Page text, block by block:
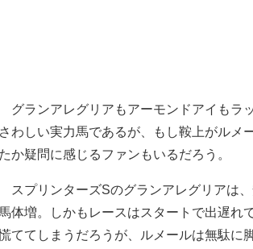
グランアレグリアもアーモンドアイもラ
さわしい実力馬であるが、もし鞍上がルメ
たか疑問に感じるファンもいるだろう。
スプリンターズSのグランアレグリアは
馬体増。しかもレースはスタートで出遅れ
ててしまうだろうが、ルメールは無駄に